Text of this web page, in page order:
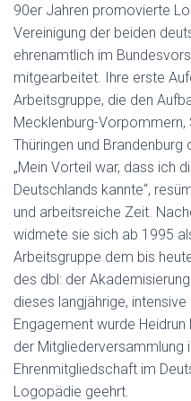
90er Jahren promovierte
Vereinigung der beiden
ehrenamtlich im
mitgearbeitet. Ihre erste
Arbeitsgruppe, die den
Mecklenburg-Vorpommern,
Thüringen und Brandenburg
„Mein Vorteil war, dass ich
Deutschlands kannte“,
und arbeitsreiche Zeit.
widmete sie sich ab 1995
Arbeitsgruppe dem bis
des dbl: der
dieses langjährige,
Engagement wurde
der Mitgliederversammlung
Ehrenmitgliedschaft im
Logopädie geehrt.